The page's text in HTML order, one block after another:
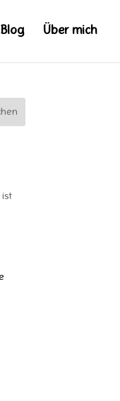
Blog Über mich
ist